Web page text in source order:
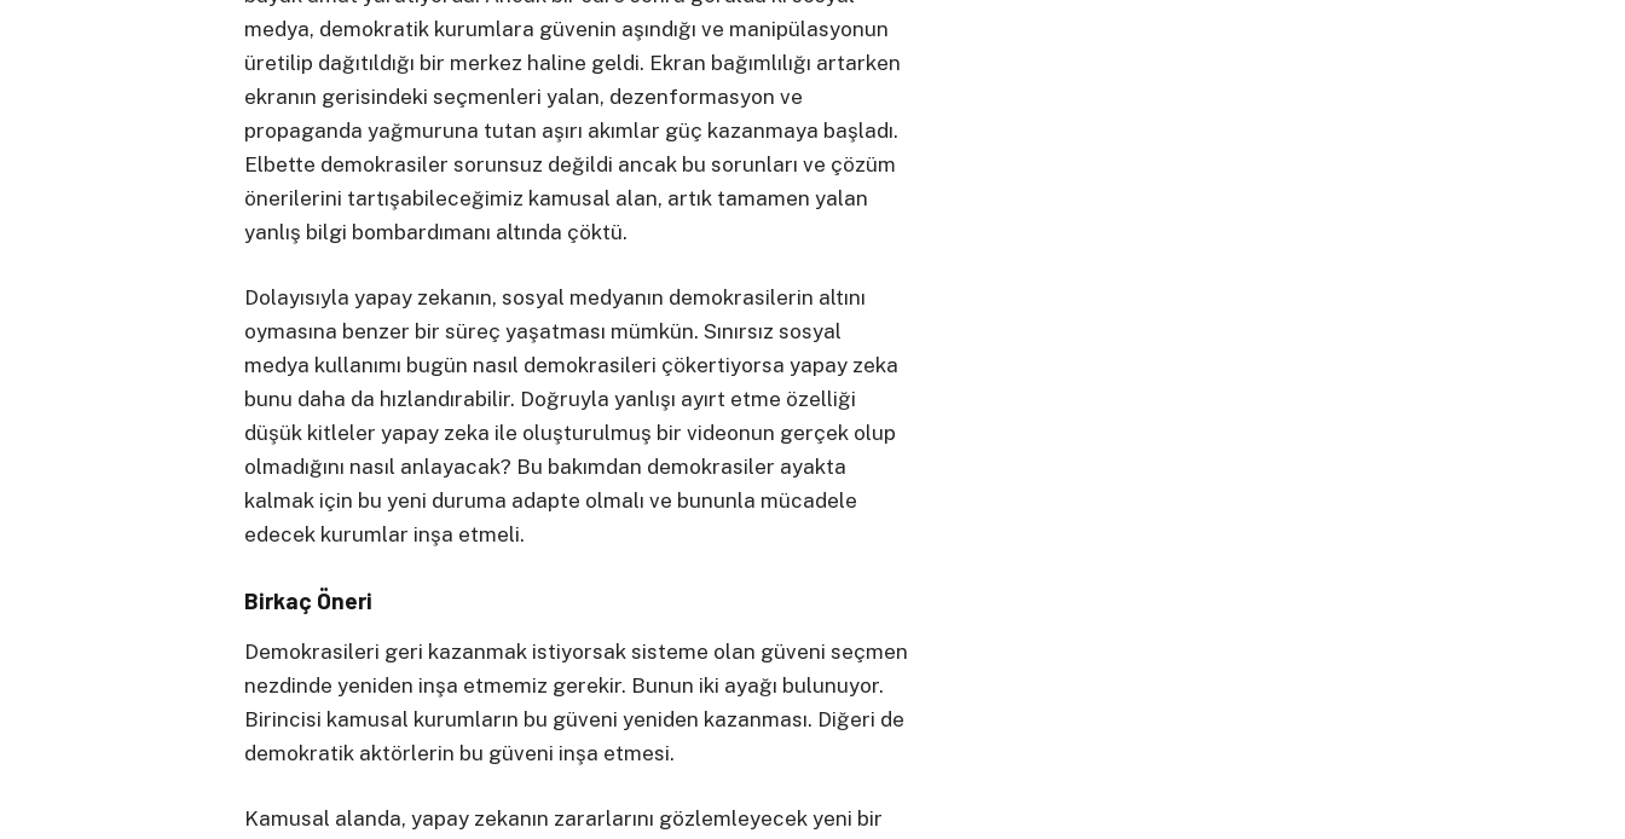
medya, demokratik kurumlara güvenin aşındığı ve manipülasyonun
üretilip dağıtıldığı bir merkez haline geldi. Ekran bağımlılığı artarken
ekranın gerisindeki seçmenleri yalan, dezenformasyon ve
propaganda yağmuruna tutan aşırı akımlar güç kazanmaya başladı.
Elbette demokrasiler sorunsuz değildi ancak bu sorunları ve çözüm
önerilerini tartışabileceğimiz kamusal alan, artık tamamen yalan
yanlış bilgi bombardımanı altında çöktü.
Dolayısıyla yapay zekanın, sosyal medyanın demokrasilerin altını
oymasına benzer bir süreç yaşatması mümkün. Sınırsız sosyal
medya kullanımı bugün nasıl demokrasileri çökertiyorsa yapay zeka
bunu daha da hızlandırabilir. Doğruyla yanlışı ayırt etme özelliği
düşük kitleler yapay zeka ile oluşturulmuş bir videonun gerçek olup
olmadığını nasıl anlayacak? Bu bakımdan demokrasiler ayakta
kalmak için bu yeni duruma adapte olmalı ve bununla mücadele
edecek kurumlar inşa etmeli.
Birkaç Öneri
Demokrasileri geri kazanmak istiyorsak sisteme olan güveni seçmen
nezdinde yeniden inşa etmemiz gerekir. Bunun iki ayağı bulunuyor.
Birincisi kamusal kurumların bu güveni yeniden kazanması. Diğeri de
demokratik aktörlerin bu güveni inşa etmesi.
Kamusal alanda, yapay zekanın zararlarını gözlemleyecek yeni bir